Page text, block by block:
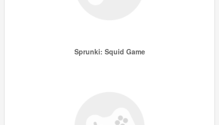
Sprunki: Squid Game